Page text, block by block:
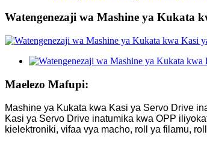
Watengenezaji wa Mashine ya Kukata
Maelezo Mafupi:
Mashine ya Kukata kwa Kasi ya Servo Drive
Kasi ya Servo Drive inatumika kwa OPP
kielektroniki, vifaa vya macho, roll ya filamu,